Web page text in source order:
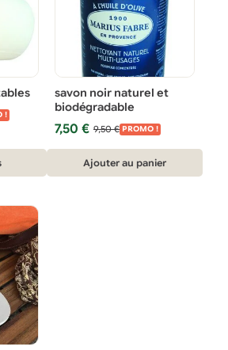
!
savon noir naturel et
biodégradable
9,50€
Le
initial
était :
7,50 €
Le
actuel
est :
PROMO !
Ajouter au panier